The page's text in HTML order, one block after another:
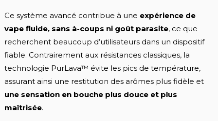
Ce système avancé contribue à une expérience de
vape fluide, sans à-coups ni goût parasite, ce que
recherchent beaucoup d’utilisateurs dans un dispositif
fiable. Contrairement aux résistances classiques, la
technologie PurLava™ évite les pics de température,
assurant ainsi une restitution des arômes plus fidèle et
une sensation en bouche plus douce et plus
maîtrisée.